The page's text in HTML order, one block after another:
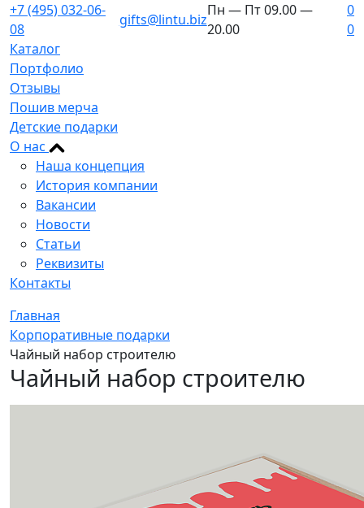
+7 (495) 032-06-
08
gifts@lintu.biz
Пн — Пт 09.00 —
20.00
0
0
Каталог
Портфолио
Отзывы
Пошив мерча
Детские подарки
О нас
Наша концепция
История компании
Вакансии
Новости
Статьи
Реквизиты
Контакты
Главная
Корпоративные подарки
Чайный набор строителю
Чайный набор строителю